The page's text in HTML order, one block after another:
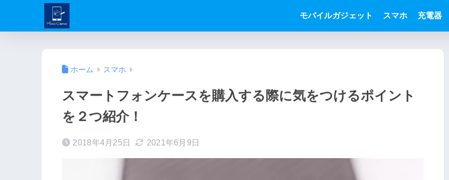
モバイルガジェット スマホ 充電器
ホーム スマホ
スマートフォンケースを購入する際に気をつけるポイント
を２つ紹介！
2018年4月25日 2021年6月9日